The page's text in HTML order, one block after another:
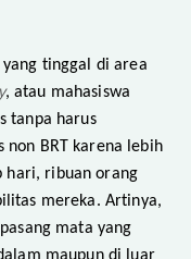
yang tinggal di area
, atau mahasiswa
tanpa harus
BRT karena lebih
hari, ribuan orang
mereka. Artinya,
mata yang